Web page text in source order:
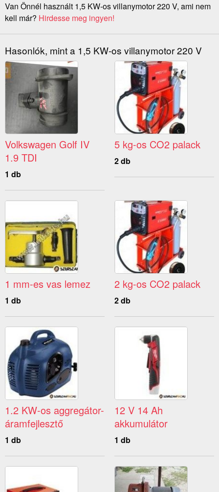
Van Önnél használt 1,5 KW-os villanymotor 220 V, ami nem
kell már? Hirdesse meg ingyen!
Hasonlók, mint a 1,5 KW-os villanymotor 220 V
Volkswagen Golf IV
1.9 TDI
1 db
5 kg-os CO2 palack
2 db
1 mm-es vas lemez
1 db
2 kg-os CO2 palack
2 db
1.2 KW-os aggregátor-
áramfejlesztő
1 db
12 V 14 Ah
akkumulátor
1 db